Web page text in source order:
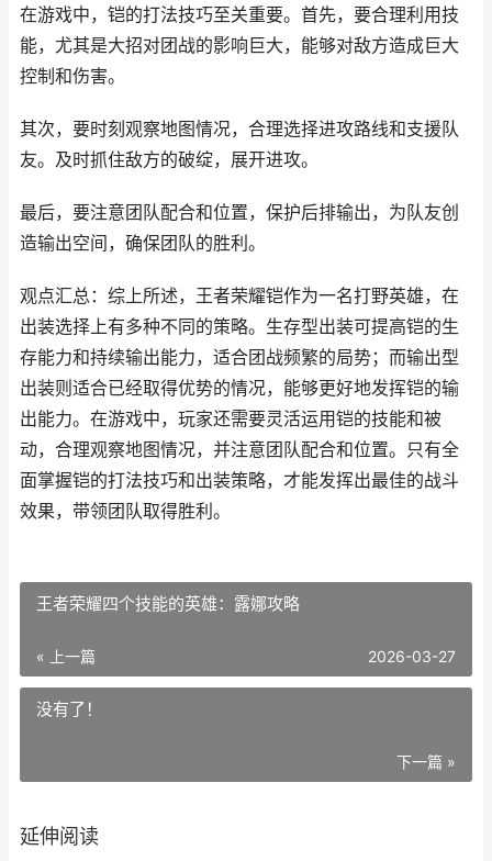
在游戏中，铠的打法技巧至关重要。首先，要合理利用技
能，尤其是大招对团战的影响巨大，能够对敌方造成巨大
控制和伤害。
其次，要时刻观察地图情况，合理选择进攻路线和支援队
友。及时抓住敌方的破绽，展开进攻。
最后，要注意团队配合和位置，保护后排输出，为队友创
造输出空间，确保团队的胜利。
观点汇总：综上所述，王者荣耀铠作为一名打野英雄，在
出装选择上有多种不同的策略。生存型出装可提高铠的生
存能力和持续输出能力，适合团战频繁的局势；而输出型
出装则适合已经取得优势的情况，能够更好地发挥铠的输
出能力。在游戏中，玩家还需要灵活运用铠的技能和被
动，合理观察地图情况，并注意团队配合和位置。只有全
面掌握铠的打法技巧和出装策略，才能发挥出最佳的战斗
效果，带领团队取得胜利。
王者荣耀四个技能的英雄：露娜攻略
« 上一篇 2026-03-27
没有了！
下一篇 »
延伸阅读